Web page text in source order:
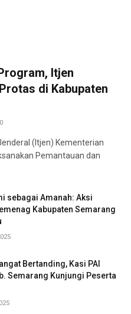
Itjen
di Kabupaten
0
(Itjen) Kementerian
Pemantauan dan
sebagai Amanah: Aksi
Kabupaten Semarang
Bertanding, Kasi PAI
Semarang Kunjungi Peserta